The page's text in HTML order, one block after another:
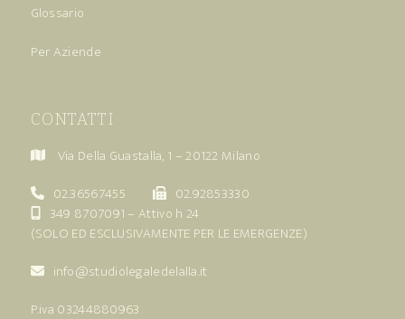
Glossario
Per Aziende
CONTATTI
Via Della Guastalla, 1 – 20122 Milano
02.36567455
02.92853330
349 8707091 – Attivo h 24
(SOLO ED ESCLUSIVAMENTE PER LE EMERGENZE)
info@studiolegaledelalla.it
P.iva 03244880963